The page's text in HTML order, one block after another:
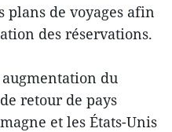
plans de voyages afin
des réservations.
du
retour de pays
et les États-Unis